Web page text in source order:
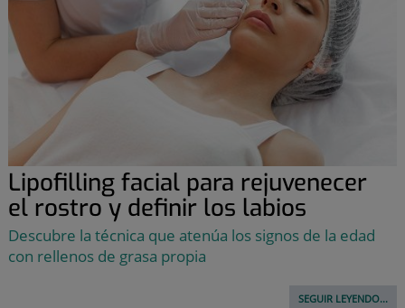
Lipofilling facial para rejuvenecer
el rostro y definir los labios
Descubre la técnica que atenúa los signos de la edad
con rellenos de grasa propia
SEGUIR LEYENDO...